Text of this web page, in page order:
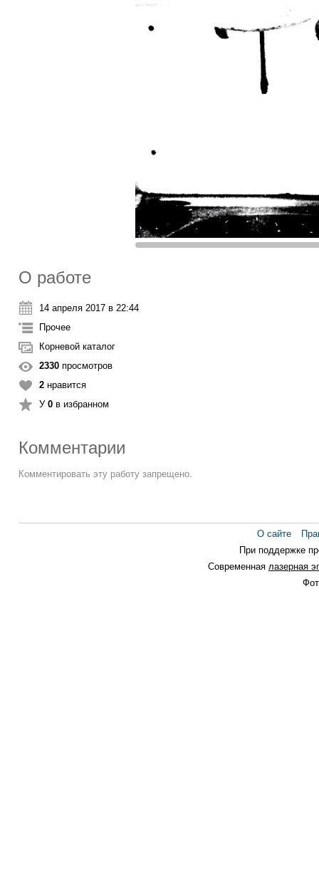
О работе
14 апреля 2017 в 22:44
Прочее
Корневой каталог
2330 просмотров
2 нравится
У 0 в избранном
Комментарии
Комментировать эту работу запрещено.
О сайте
При поддержке
Современная лазерная